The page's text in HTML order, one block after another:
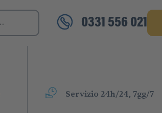
0331 556 021
Servizio 24h/24, 7gg/7